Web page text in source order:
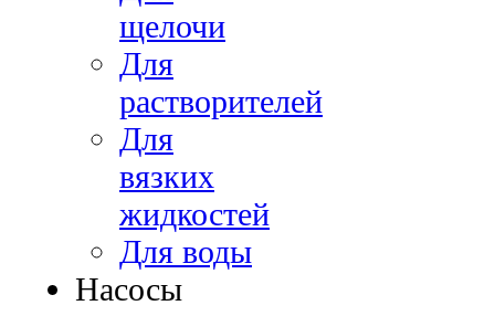
щелочи
Для
растворителей
Для
вязких
жидкостей
Для воды
Насосы